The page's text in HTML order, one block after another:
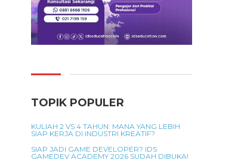
TOPIK POPULER
KULIAH 2 VS 4 TAHUN: MANA YANG LEBIH
SIAP KERJA DI INDUSTRI KREATIF?
SIAP JADI GAME DEVELOPER? IDS
GAMEDEV ACADEMY 2026 SUDAH DIBUKA!